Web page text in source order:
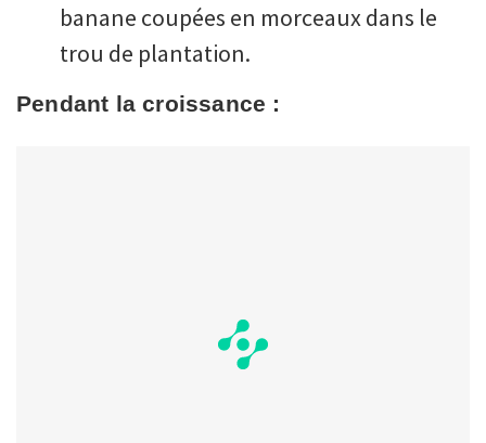
banane coupées en morceaux dans le
trou de plantation.
Pendant la croissance :